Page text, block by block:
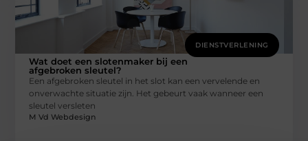
DIENSTVERLENING
Wat doet een slotenmaker bij een
afgebroken sleutel?
Een afgebroken sleutel in het slot kan een vervelende en
onverwachte situatie zijn. Het gebeurt vaak wanneer een
sleutel versleten
M Vd Webdesign